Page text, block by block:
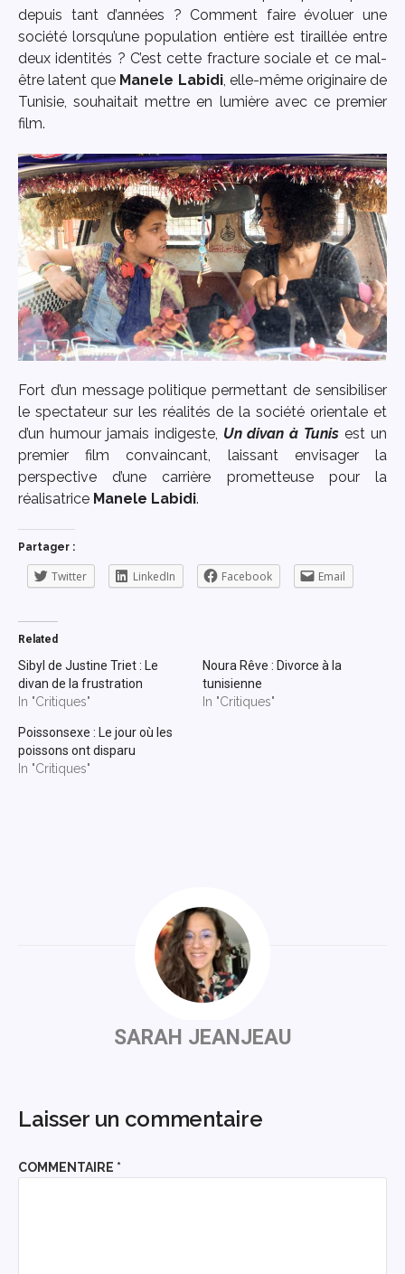
depuis tant d’années ? Comment faire évoluer une
société lorsqu’une population entière est tiraillée entre
deux identités ? C’est cette fracture sociale et ce mal-
être latent que Manele Labidi, elle-même originaire de
Tunisie, souhaitait mettre en lumière avec ce premier
film.
Fort d’un message politique permettant de sensibiliser
le spectateur sur les réalités de la société orientale et
d’un humour jamais indigeste, Un divan à Tunis est un
premier film convaincant, laissant envisager la
perspective d’une carrière prometteuse pour la
réalisatrice Manele Labidi.
Partager :
Twitter LinkedIn Facebook Email
Related
Sibyl de Justine Triet : Le
divan de la frustration
In "Critiques"
Noura Rêve : Divorce à la
tunisienne
In "Critiques"
Poissonsexe : Le jour où les
poissons ont disparu
In "Critiques"
SARAH JEANJEAU
Laisser un commentaire
COMMENTAIRE *